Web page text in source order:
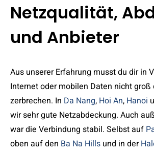
Netzqualität,
und Anbieter
Aus unserer Erfahrung musst du dir in
Internet oder mobilen Daten nicht groß
zerbrechen. In Da Nang, Hoi An, Hanoi
wir sehr gute Netzabdeckung. Auch
war die Verbindung stabil. Selbst auf
oben auf den Ba Na Hills und in der